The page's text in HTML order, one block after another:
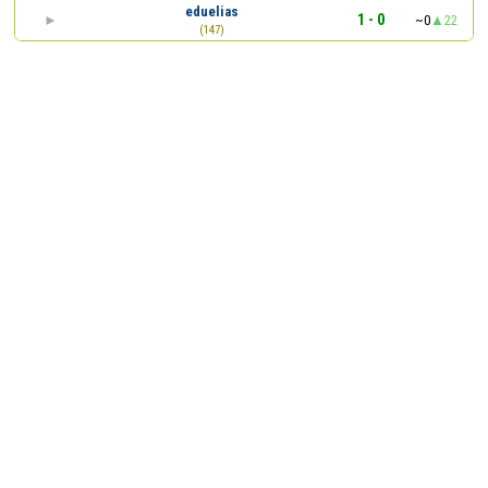
eduelias
(147)
1 - 0 ~0 22